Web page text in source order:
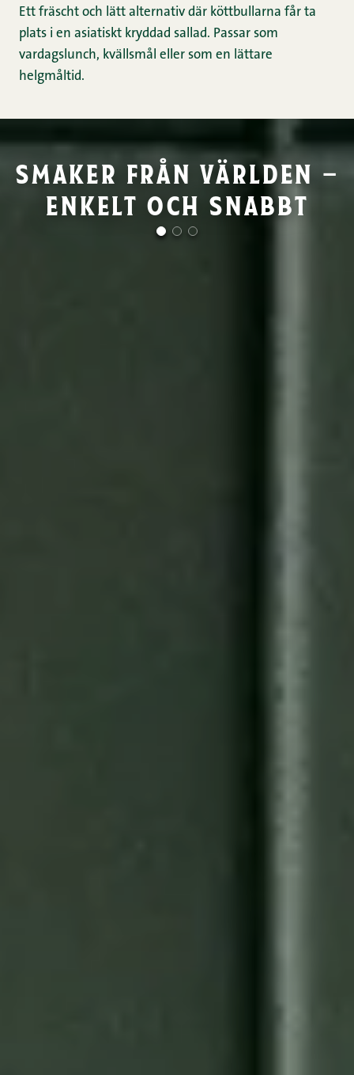
Ett fräscht och lätt alternativ där köttbullarna får ta
plats i en asiatiskt kryddad sallad. Passar som
vardagslunch, kvällsmål eller som en lättare
helgmåltid.
smaker från världen –
enkelt och snabbt